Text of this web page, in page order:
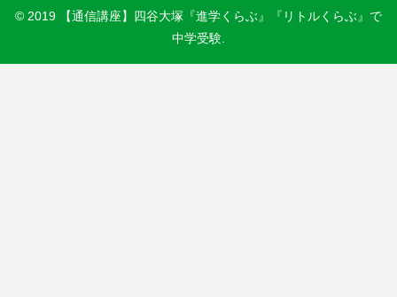
© 2019 【通信講座】四谷大塚『進学くらぶ』『リトルくらぶ』で
中学受験.